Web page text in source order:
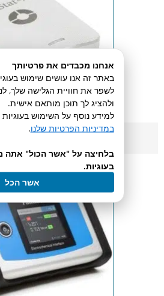
Potentiostat
אנחנו מכבדים את פרטיותך
לשפר את חוויית הגלישה שלך,
ולהציג לך תוכן מותאם אישית.
למידע נוסף על השימוש בעוגיות
במדיניות הפרטיות שלנו.
בלחיצה על "אשר הכול" אתה
בעוגיות.
אשר הכל